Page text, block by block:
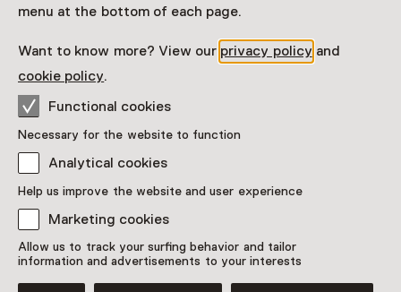
menu at the bottom of each page.
Want to know more? View our privacy policy and
cookie policy.
Functional cookies
Necessary for the website to function
Analytical cookies
Help us improve the website and user experience
Marketing cookies
Allow us to track your surfing behavior and tailor
information and advertisements to your interests
Exhibition
Isaac Israels’ Europe